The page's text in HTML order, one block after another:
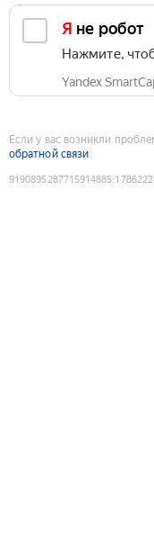
Я не робот
Нажмите,
Yandex
Если у вас возникли
обратной связи
9190895287715914885: